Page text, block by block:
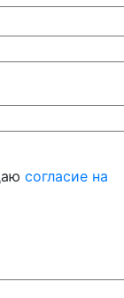
согласие на